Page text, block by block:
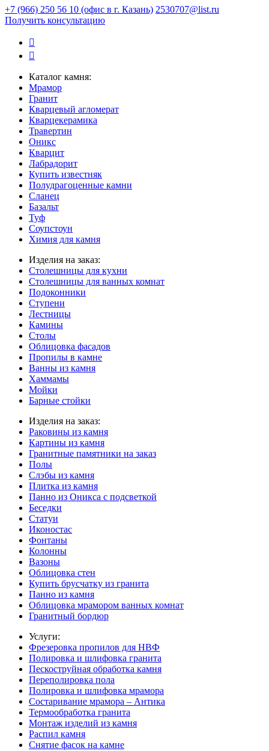
+7 (966) 250 56 10 (офис в г. Казань) 2530707@list.ru
Получить консультацию
Каталог камня:
Мрамор
Гранит
Кварцевый агломерат
Кварцекерамика
Травертин
Оникс
Кварцит
Лабрадорит
Купить известняк
Полудрагоценные камни
Сланец
Базальт
Туф
Соупстоун
Химия для камня
Изделия на заказ:
Столешницы для кухни
Столешницы для ванных комнат
Подоконники
Ступени
Лестницы
Камины
Столы
Облицовка фасадов
Пропилы в камне
Ванны из камня
Хаммамы
Мойки
Барные стойки
Изделия на заказ:
Раковины из камня
Картины из камня
Гранитные памятники на заказ
Полы
Слэбы из камня
Плитка из камня
Панно из Оникса с подсветкой
Беседки
Статуи
Иконостас
Фонтаны
Колонны
Вазоны
Облицовка стен
Купить брусчатку из гранита
Панно из камня
Облицовка мрамором ванных комнат
Гранитный бордюр
Услуги:
Фрезеровка пропилов для НВФ
Полировка и шлифовка гранита
Пескоструйная обработка камня
Переполировка пола
Полировка и шлифовка мрамора
Состаривание мрамора – Антика
Термообработка гранита
Монтаж изделий из камня
Распил камня
Снятие фасок на камне